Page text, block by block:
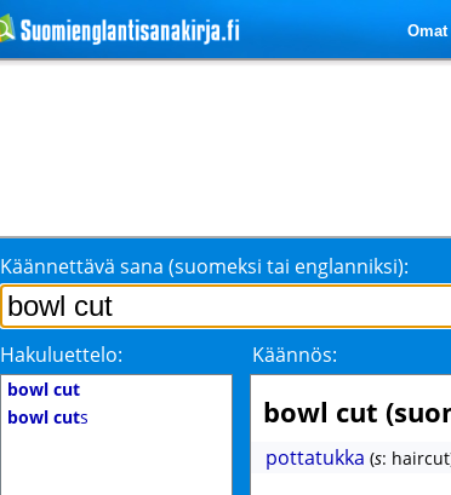
Käännettävä sana (suomeksi tai englanniksi):
Hakuluettelo: Käännös:
bowl cut
bowl cuts bowl cut
pottatukka (s: